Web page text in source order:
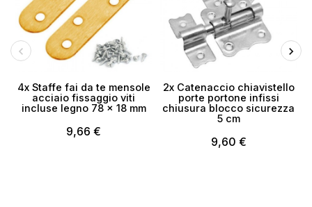
4x Staffe fai da te mensole
acciaio fissaggio viti
incluse legno 78 x 18 mm
9,66 €
2x Catenaccio chiavistello
porte portone infissi
chiusura blocco sicurezza
5 cm
9,60 €